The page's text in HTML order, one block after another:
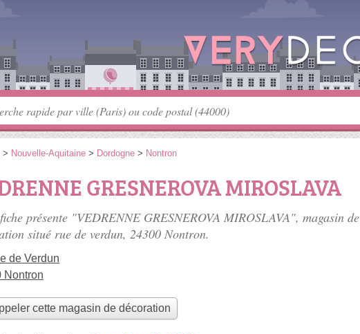
> Nouvelle-Aquitaine > Dordogne > Nontron
GRESNEROVA MIROSLAVA
présente "VEDRENNE GRESNEROVA MIROSLAVA", magasin de
situé rue de verdun, 24300 Nontron.
de Verdun
Nontron
cette magasin de décoration